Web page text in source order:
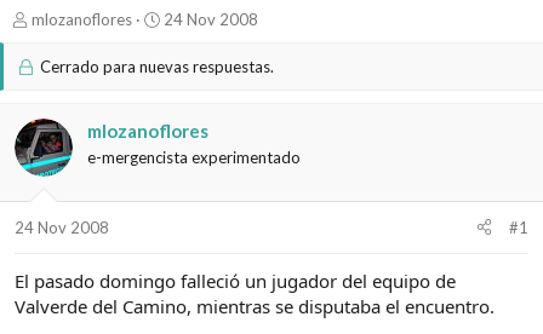
I
i
a
d
o
e
t
e
mlozanoflores
F
c
d
e
o
24 Nov 2008
Cerrado para nuevas respuestas.
mlozanoflores
e-mergencista experimentado
24 Nov 2008 #1
El pasado domingo falleció un jugador del equipo de
Valverde del Camino, mientras se disputaba el encuentro.